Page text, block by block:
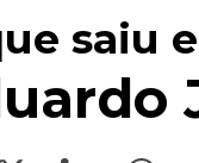
saiu